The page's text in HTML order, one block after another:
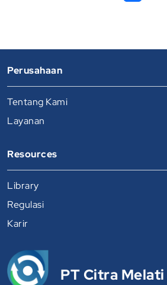
PT Citra
Perusahaan
Tentang Kami
Layanan
Resources
Library
Regulasi
Karir